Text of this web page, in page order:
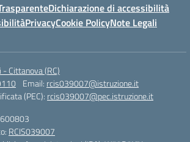
Dichiarazione di accessibilità
PrivacyCookie PolicyNote Legali
- Cittanova (RC)
Email: rcis039007@istruzione.it
(PEC): rcis039007@pec.istruzione.it
RCIS039007